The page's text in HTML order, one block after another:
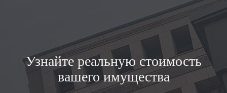
Узнайте реальную стоимость
вашего имущества